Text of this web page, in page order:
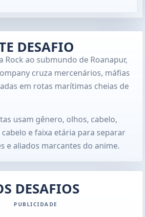
DESAFIO
Rock ao submundo de Roanapur,
cruza mercenários, máfias
em rotas marítimas cheias de
usam gênero, olhos, cabelo,
e faixa etária para separar
e aliados marcantes do anime.
DESAFIOS
PUBLICIDADE